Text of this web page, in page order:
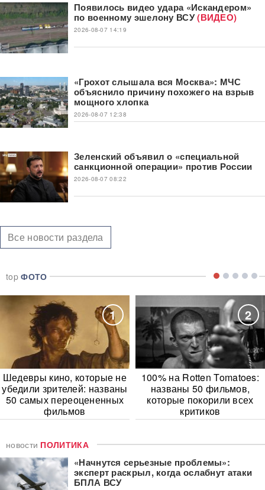
Появилось видео удара «Искандером»
по военному эшелону ВСУ(ВИДЕО)
2026-08-07 14:19
«Грохот слышала вся Москва»: МЧС
объяснило причину похожего на взрыв
мощного хлопка
2026-08-07 12:38
Зеленский объявил о «специальной
санкционной операции» против России
2026-08-07 08:22
Все новости раздела
topФОТО
1
Шедевры кино, которые не
убедили зрителей: названы
50 самых переоцененных
фильмов
2
100% на Rotten Tomatoes:
названы 50 фильмов,
которые покорили всех
критиков
новости ПОЛИТИКА
«Начнутся серьезные проблемы»:
эксперт раскрыл, когда ослабнут атаки
БПЛА ВСУ